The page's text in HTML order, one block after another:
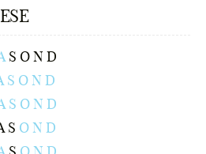
S ON D
S ON D
S ON D
S ON D